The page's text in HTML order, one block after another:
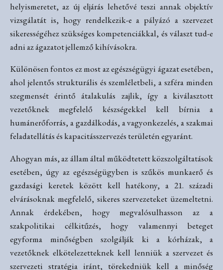
helyismeretet, az új eljárás lehetővé teszi annak objektív
vizsgálatát is, hogy rendelkezik-e a pályázó a szervezet
sikerességéhez szükséges kompetenciákkal, és választ tud-e
adni az ágazatot jellemző kihívásokra.
Különösen fontos ez most az egészségügyi ágazat esetében,
ahol jelentős strukturális és szemléletbeli, a szféra minden
szegmensét érintő átalakulás zajlik, így a kiválasztott
vezetőknek megfelelő készségekkel kell bírnia a
humánerőforrás, a gazdálkodás, a vagyonkezelés, a szakmai
feladatellátás és kapacitásszervezés területén egyaránt.
Ahogyan más, az állam által működtetett közszolgáltatások
esetében, úgy az egészségügyben is szűkös munkaerő és
gazdasági keretek között kell hatékony, a 21. századi
elvárásoknak megfelelő, sikeres szervezeteket üzemeltetni.
Annak érdekében, hogy megvalósulhasson az a
szakpolitikai célkitűzés, hogy valamennyi beteget
egyforma minőségben szolgálják ki a kórházak, a
vezetőknek elkötelezetteknek kell lenniük a szervezet és
szervezeti stratégia iránt, törekedniük kell a minőség